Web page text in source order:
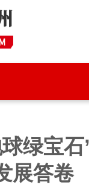
绿宝石
展答卷